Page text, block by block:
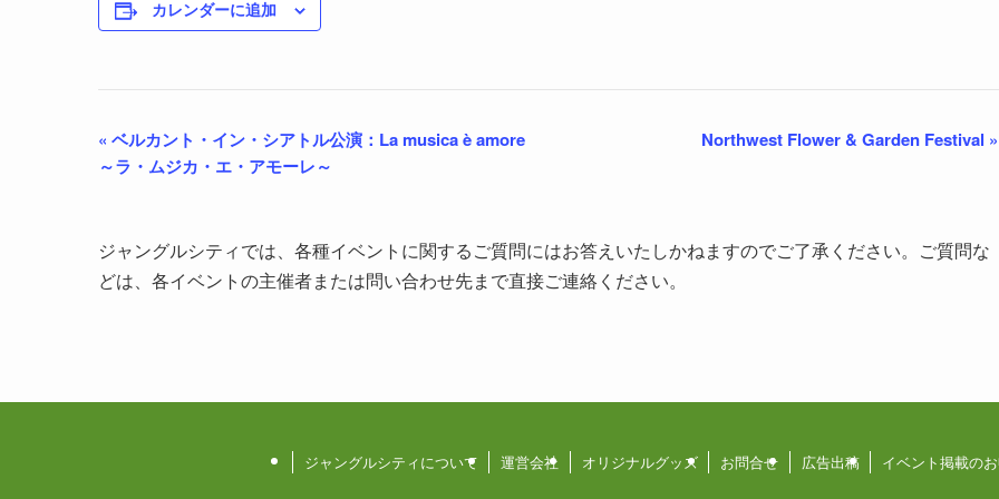
カレンダーに追加
« ベルカント・イン・シアトル公演：La musica è amore
～ラ・ムジカ・エ・アモーレ～
Northwest Flower & Garden Festival »
ジャングルシティでは、各種イベントに関するご質問にはお答えいたしかねますのでご了承ください。ご質問な
どは、各イベントの主催者または問い合わせ先まで直接ご連絡ください。
ジャングルシティについて 運営会社 オリジナルグッズ お問合せ 広告出稿 イベント掲載の